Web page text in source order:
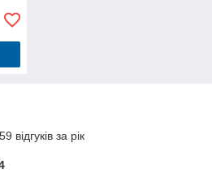
відгуків за рік